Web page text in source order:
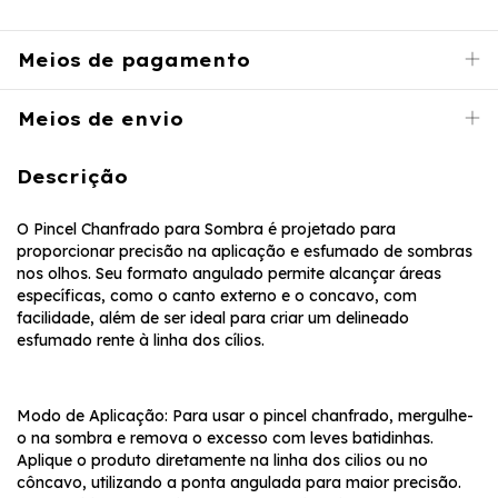
Meios de pagamento
Meios de envio
Descrição
O Pincel Chanfrado para Sombra é projetado para
proporcionar precisão na aplicação e esfumado de sombras
nos olhos. Seu formato angulado permite alcançar áreas
específicas, como o canto externo e o concavo, com
facilidade, além de ser ideal para criar um delineado
esfumado rente à linha dos cílios.
Modo de Aplicação: Para usar o pincel chanfrado, mergulhe-
o na sombra e remova o excesso com leves batidinhas.
Aplique o produto diretamente na linha dos cilios ou no
côncavo, utilizando a ponta angulada para maior precisão.